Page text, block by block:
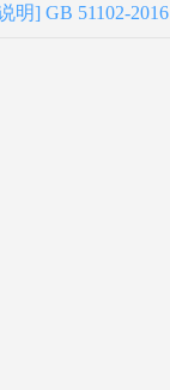
明] GB 51102-2016